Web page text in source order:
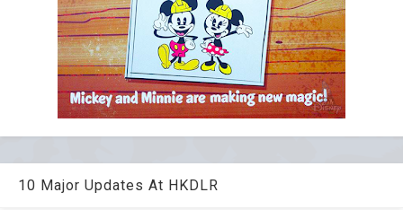
10 Major Updates At HKDLR